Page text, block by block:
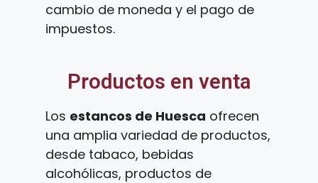
cambio de moneda y el pago de
impuestos.
Productos en venta
Los estancos de Huesca ofrecen
una amplia variedad de productos,
desde tabaco, bebidas
alcohólicas, productos de